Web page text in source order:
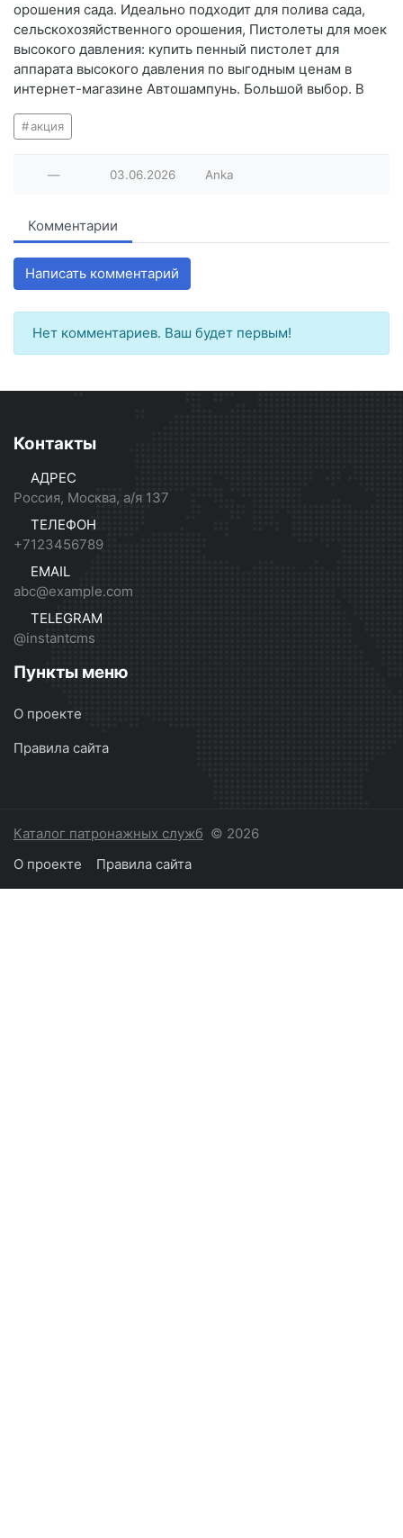
орошения сада. Идеально подходит для полива сада,
сельскохозяйственного орошения, Пистолеты для моек
высокого давления: купить пенный пистолет для
аппарата высокого давления по выгодным ценам в
интернет-магазине Автошампунь. Большой выбор. В
акция
— 03.06.2026 Anka
Комментарии
Написать комментарий
Нет комментариев. Ваш будет первым!
Контакты
АДРЕС
Россия, Москва, а/я 137
ТЕЛЕФОН
+7123456789
EMAIL
abc@example.com
TELEGRAM
@instantcms
Пункты меню
О проекте
Правила сайта
Каталог патронажных служб © 2026
О проекте
Правила сайта